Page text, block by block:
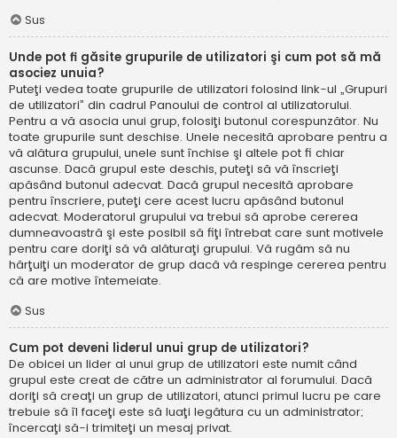
Sus
Unde pot fi găsite grupurile de utilizatori şi cum pot să mă
asociez unuia?
Puteţi vedea toate grupurile de utilizatori folosind link-ul „Grupuri
de utilizatori” din cadrul Panoului de control al utilizatorului.
Pentru a vă asocia unui grup, folosiţi butonul corespunzător. Nu
toate grupurile sunt deschise. Unele necesită aprobare pentru a
vă alătura grupului, unele sunt închise şi altele pot fi chiar
ascunse. Dacă grupul este deschis, puteţi să vă înscrieţi
apăsând butonul adecvat. Dacă grupul necesită aprobare
pentru înscriere, puteţi cere acest lucru apăsând butonul
adecvat. Moderatorul grupului va trebui să aprobe cererea
dumneavoastră şi este posibil să fiţi întrebat care sunt motivele
pentru care doriţi să vă alăturaţi grupului. Vă rugăm să nu
hărţuiţi un moderator de grup dacă vă respinge cererea pentru
că are motive întemeiate.
Sus
Cum pot deveni liderul unui grup de utilizatori?
De obicei un lider al unui grup de utilizatori este numit când
grupul este creat de către un administrator al forumului. Dacă
doriţi să creaţi un grup de utilizatori, atunci primul lucru pe care
trebuie să îl faceţi este să luaţi legătura cu un administrator;
încercaţi să-i trimiteţi un mesaj privat.